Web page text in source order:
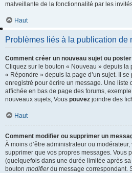
malveillante de la fonctionnalité par les
Haut
Problèmes liés à la publication de
Comment créer un nouveau sujet ou
Cliquez sur le bouton « Nouveau » depuis la
« Répondre » depuis la page d’un sujet. Il se
enregistré pour écrire un message. Une liste
affichée en bas de page des forums,
nouveaux sujets, Vous pouvez joindre des
Haut
Comment modifier ou supprimer un
À moins d’être administrateur ou
supprimer que vos propres messages. Vous
(quelquefois dans une durée limitée après
bouton modifierdu message correspondant.